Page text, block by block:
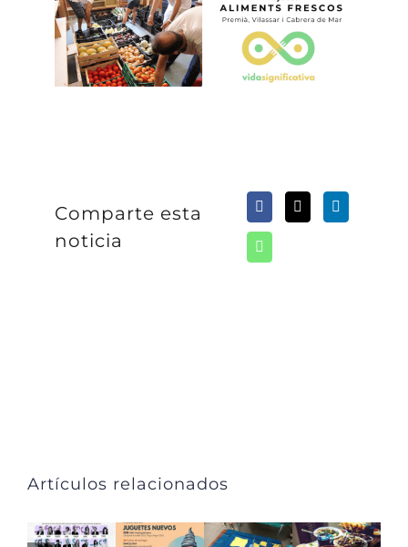
Comparte esta
noticia
Artículos relacionados
Arrenca
Edició
Campaña
Mantas
Mimosa,